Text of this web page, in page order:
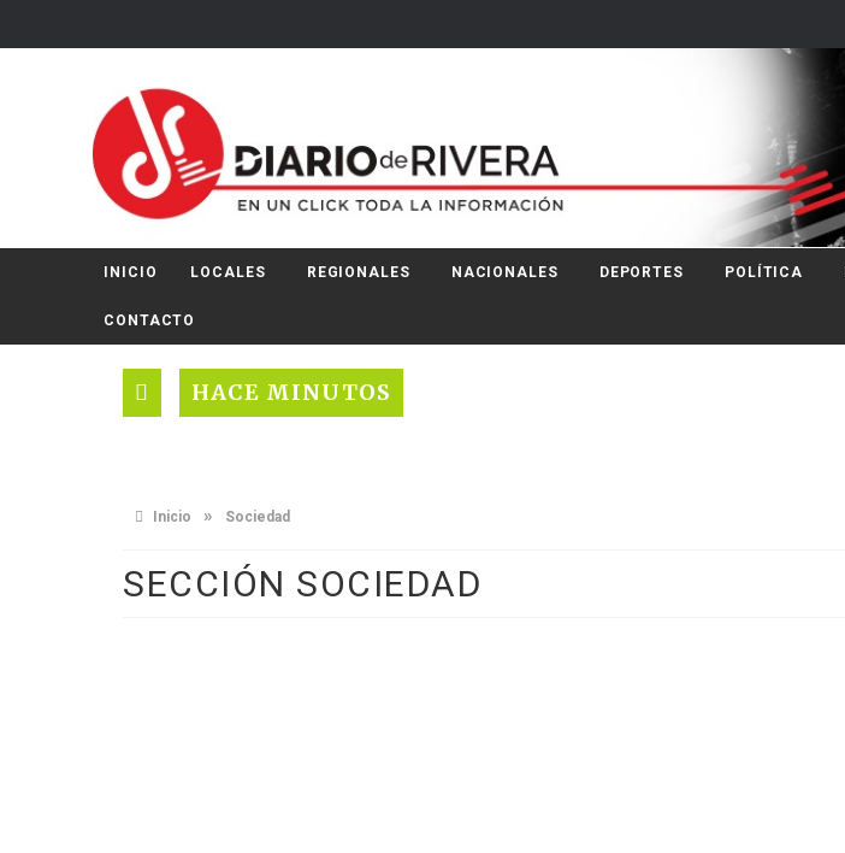
INICIO LOCALES REGIONALES NACIONALES DEPORTES POLÍTICA
CONTACTO
HACE MINUTOS
Inicio » Sociedad
SECCIÓN SOCIEDAD